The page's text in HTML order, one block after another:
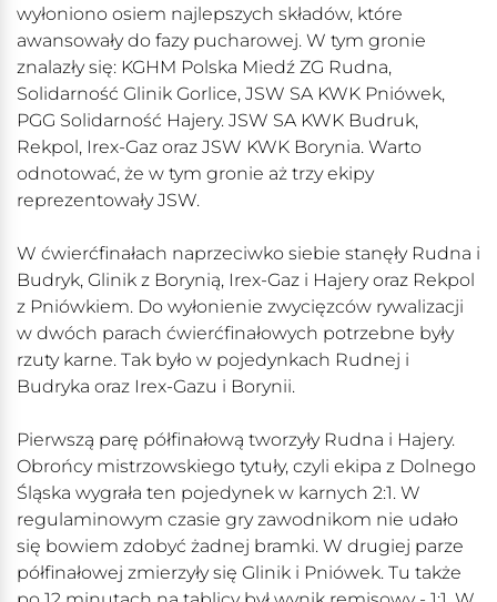
wyłoniono osiem najlepszych składów, które
awansowały do fazy pucharowej. W tym gronie
znalazły się: KGHM Polska Miedź ZG Rudna,
Solidarność Glinik Gorlice, JSW SA KWK Pniówek,
PGG Solidarność Hajery. JSW SA KWK Budruk,
Rekpol, Irex-Gaz oraz JSW KWK Borynia. Warto
odnotować, że w tym gronie aż trzy ekipy
reprezentowały JSW.
W ćwierćfinałach naprzeciwko siebie stanęły Rudna i
Budryk, Glinik z Borynią, Irex-Gaz i Hajery oraz Rekpol
z Pniówkiem. Do wyłonienie zwycięzców rywalizacji
w dwóch parach ćwierćfinałowych potrzebne były
rzuty karne. Tak było w pojedynkach Rudnej i
Budryka oraz Irex-Gazu i Borynii.
Pierwszą parę półfinałową tworzyły Rudna i Hajery.
Obrońcy mistrzowskiego tytuły, czyli ekipa z Dolnego
Śląska wygrała ten pojedynek w karnych 2:1. W
regulaminowym czasie gry zawodnikom nie udało
się bowiem zdobyć żadnej bramki. W drugiej parze
półfinałowej zmierzyły się Glinik i Pniówek. Tu także